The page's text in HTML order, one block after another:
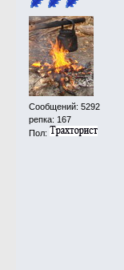
Сообщений: 5292
репка: 167
Пол: